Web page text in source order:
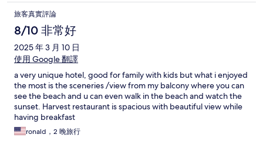
旅客真實評論
8/10 非常好
2025 年 3 月 10 日
使用 Google 翻譯
a very unique hotel, good for family with kids but what i enjoyed
the most is the sceneries /view from my balcony where you can
see the beach and u can even walk in the beach and watch the
sunset. Harvest restaurant is spacious with beautiful view while
having breakfast
ronald，2 晚旅行